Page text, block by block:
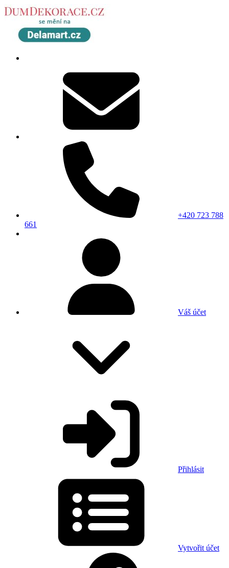
+420 723 788
661
Váš účet
Přihlásit
Vytvořit účet